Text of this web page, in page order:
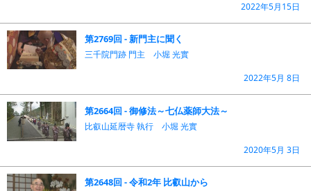
2022年5月15日
第2769回 - 新門主に聞く
三千院門跡 門主 小堀 光實
2022年5月 8日
第2664回 - 御修法～七仏薬師大法～
比叡山延暦寺 執行 小堀 光實
2020年5月 3日
第2648回 - 令和2年 比叡山から